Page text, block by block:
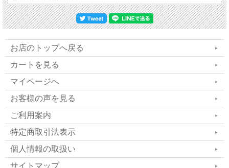
NIR850型キャビネットランプの導入をご検討
の際は、まずは基本照明として「陽光LEDシー
リングライト」のご使用をおすすめしておりま
す。
なお、一般的なブルーライトの強いLED照明
と併用された場合、本来の特性を十分に活かし
にくくなる可能性がございます。そのため、照
明環境を整えた上でのご使用をご検討くださ
お店のトップへ戻る
カートを見る
マイページへ
お客様の声を見る
ご利用案内
特定商取引法表示
個人情報の取扱い
サイトマップ